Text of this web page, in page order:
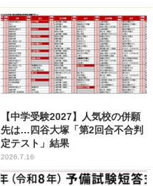
【中学受験2027】人気校の併願
先は…四谷大塚「第2回合不合判
定テスト」結果
2026.7.16